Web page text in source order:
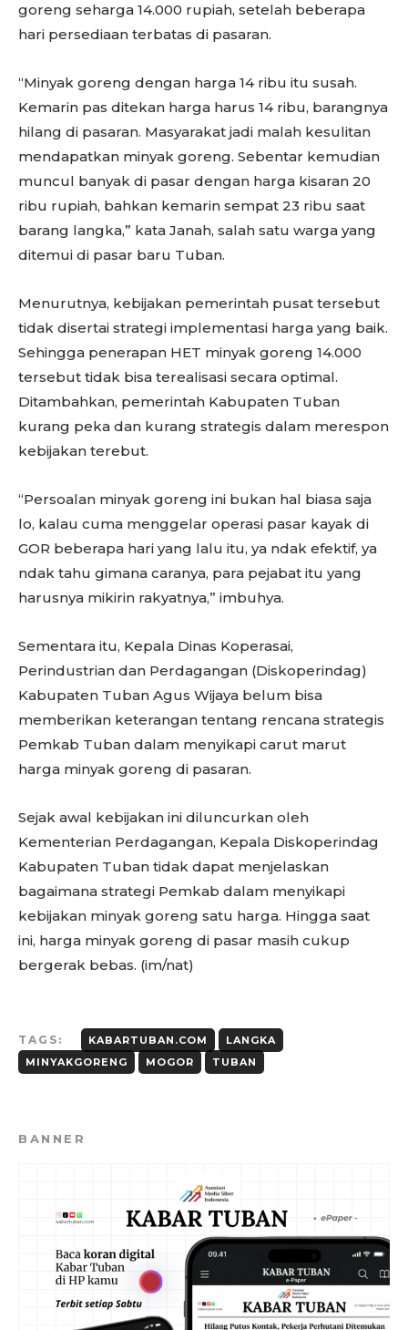
goreng seharga 14.000 rupiah, setelah beberapa
hari persediaan terbatas di pasaran.
“Minyak goreng dengan harga 14 ribu itu susah.
Kemarin pas ditekan harga harus 14 ribu, barangnya
hilang di pasaran. Masyarakat jadi malah kesulitan
mendapatkan minyak goreng. Sebentar kemudian
muncul banyak di pasar dengan harga kisaran 20
ribu rupiah, bahkan kemarin sempat 23 ribu saat
barang langka,” kata Janah, salah satu warga yang
ditemui di pasar baru Tuban.
Menurutnya, kebijakan pemerintah pusat tersebut
tidak disertai strategi implementasi harga yang baik.
Sehingga penerapan HET minyak goreng 14.000
tersebut tidak bisa terealisasi secara optimal.
Ditambahkan, pemerintah Kabupaten Tuban
kurang peka dan kurang strategis dalam merespon
kebijakan terebut.
“Persoalan minyak goreng ini bukan hal biasa saja
lo, kalau cuma menggelar operasi pasar kayak di
GOR beberapa hari yang lalu itu, ya ndak efektif, ya
ndak tahu gimana caranya, para pejabat itu yang
harusnya mikirin rakyatnya,” imbuhya.
Sementara itu, Kepala Dinas Koperasai,
Perindustrian dan Perdagangan (Diskoperindag)
Kabupaten Tuban Agus Wijaya belum bisa
memberikan keterangan tentang rencana strategis
Pemkab Tuban dalam menyikapi carut marut
harga minyak goreng di pasaran.
Sejak awal kebijakan ini diluncurkan oleh
Kementerian Perdagangan, Kepala Diskoperindag
Kabupaten Tuban tidak dapat menjelaskan
bagaimana strategi Pemkab dalam menyikapi
kebijakan minyak goreng satu harga. Hingga saat
ini, harga minyak goreng di pasar masih cukup
bergerak bebas. (im/nat)
TAGS: KABARTUBAN.COM
LANGKA
MINYAKGORENG
MOGOR TUBAN
BANNER